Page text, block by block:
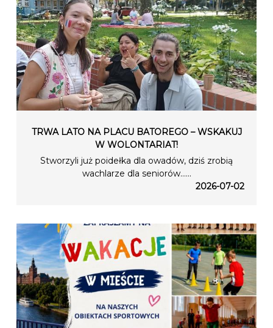
TRWA LATO NA PLACU BATOREGO – WSKAKUJ
W WOLONTARIAT!
Stworzyli już poidełka dla owadów, dziś zrobią
wachlarze dla seniorów…...
2026-07-02